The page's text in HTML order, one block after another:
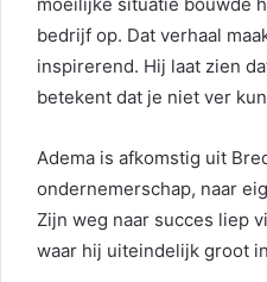
bedrijf op. Dat verhaal
inspirerend. Hij laat zien
betekent dat je niet ver
Adema is afkomstig uit
ondernemerschap, naar
Zijn weg naar succes liep
waar hij uiteindelijk groot